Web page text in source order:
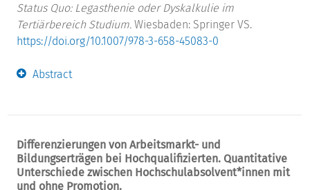
Status Quo: Legasthenie oder Dyskalkulie im
Tertiärbereich Studium. Wiesbaden: Springer VS.
https://doi.org/10.1007/978-3-658-45083-0
Abstract
Differenzierungen von Arbeitsmarkt- und
Bildungserträgen bei Hochqualifizierten. Quantitative
Unterschiede zwischen Hochschulabsolvent*innen mit
und ohne Promotion.